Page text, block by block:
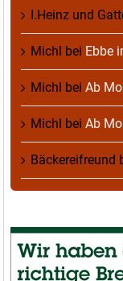
I.Heinz und
Michl bei Ebbe
Michl bei Ab
Michl bei Ab
Bäckereifreund